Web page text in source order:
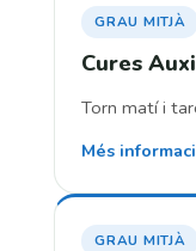
GRAU MITJÀ
Cures
Torn matí i
Més
GRAU MITJÀ